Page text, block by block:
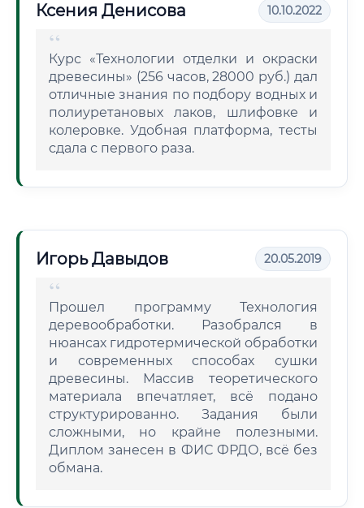
Ксения Денисова 10.10.2022
Курс «Технологии отделки и окраски
древесины» (256 часов, 28000 руб.) дал
отличные знания по подбору водных и
полиуретановых лаков, шлифовке и
колеровке. Удобная платформа, тесты
сдала с первого раза.
Игорь Давыдов 20.05.2019
Прошел программу Технология
деревообработки. Разобрался в
нюансах гидротермической обработки
и современных способах сушки
древесины. Массив теоретического
материала впечатляет, всё подано
структурированно. Задания были
сложными, но крайне полезными.
Диплом занесен в ФИС ФРДО, всё без
обмана.